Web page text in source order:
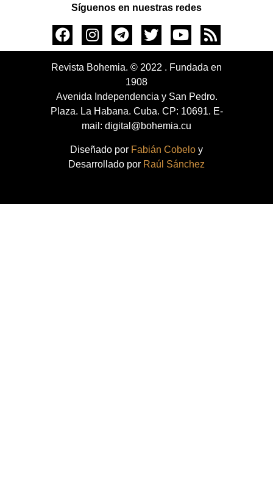
Síguenos en nuestras redes
Revista Bohemia. © 2022 . Fundada en
1908
Avenida Independencia y San Pedro.
Plaza. La Habana. Cuba. CP: 10691. E-
mail: digital@bohemia.cu
Diseñado por Fabián Cobelo y
Desarrollado por Raúl Sánchez